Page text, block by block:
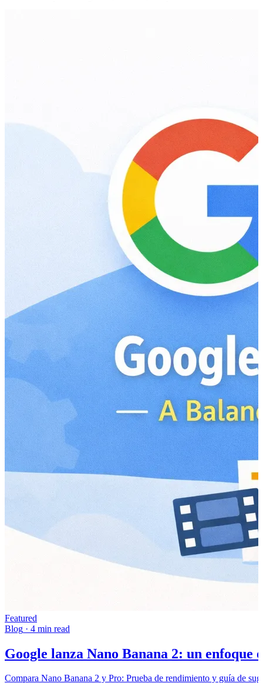
Featured
Blog · 4 min read
Google lanza Nano Banana 2: un
Compara Nano Banana 2 y Pro: Prueba de rendimiento y guía de